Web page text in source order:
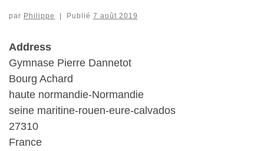
par Philippe Publié 7 août 2019
Address
Gymnase Pierre Dannetot
Bourg Achard
haute normandie-Normandie
seine maritine-rouen-eure-calvados
27310
France